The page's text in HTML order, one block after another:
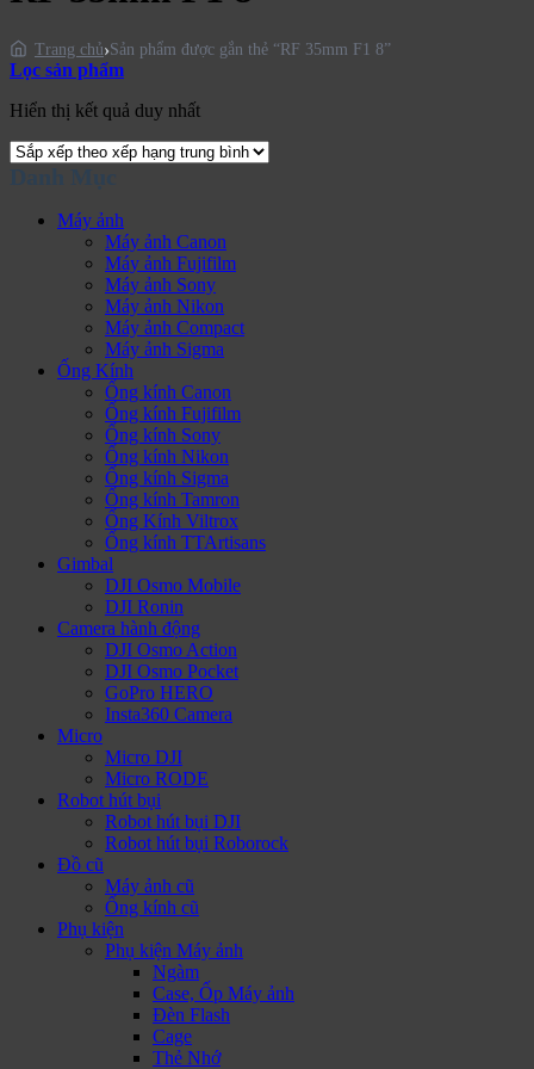
Trang chủ Sản phẩm được gắn thẻ “RF 35mm F1 8”
Lọc sản phẩm
Hiển thị kết quả duy nhất
Máy ảnh
Máy ảnh Canon
Máy ảnh Fujifilm
Máy ảnh Sony
Máy ảnh Nikon
Máy ảnh Compact
Máy ảnh Sigma
Ống Kính
Ống kính Canon
Ống kính Fujifilm
Ống kính Sony
Ống kính Nikon
Ống kính Sigma
Ống kính Tamron
Ống Kính Viltrox
Ống kính TTArtisans
Gimbal
DJI Osmo Mobile
DJI Ronin
Camera hành động
DJI Osmo Action
DJI Osmo Pocket
GoPro HERO
Insta360 Camera
Micro
Micro DJI
Micro RODE
Robot hút bụi
Robot hút bụi DJI
Robot hút bụi Roborock
Đồ cũ
Máy ảnh cũ
Ống kính cũ
Phụ kiện
Phụ kiện Máy ảnh
Ngàm
Case, Ốp Máy ảnh
Đèn Flash
Cage
Thẻ Nhớ